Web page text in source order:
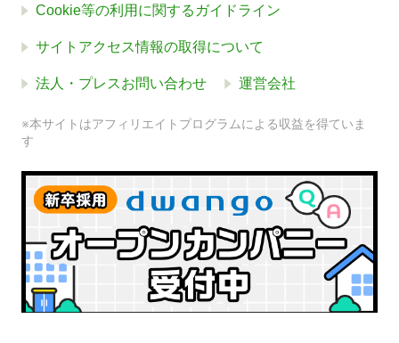
Cookie等の利用に関するガイドライン
サイトアクセス情報の取得について
法人・プレスお問い合わせ 運営会社
※本サイトはアフィリエイトプログラムによる収益を得ていま
す